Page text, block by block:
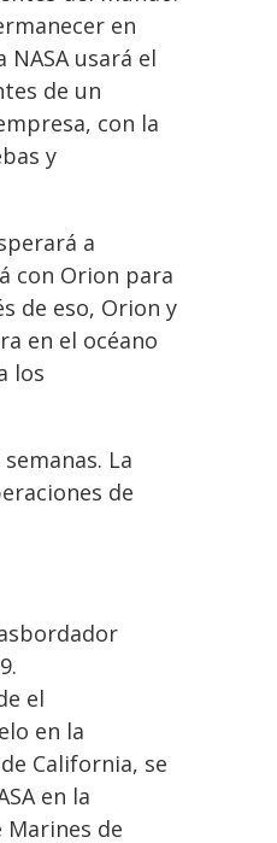
en
usará el
de un
con la
y
a
con Orion para
de eso, Orion y
en el océano
los
La
de
el
en la
California, se
en la
de